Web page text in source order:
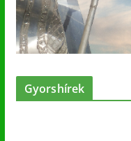
Gyorshírek